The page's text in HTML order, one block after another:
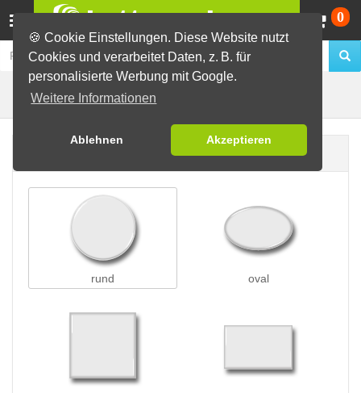
🍪 Cookie Einstellungen. Diese Website nutzt
Cookies und verarbeitet Daten, z. B. für
personalisierte Werbung mit Google.
Weitere Informationen
Ablehnen Akzeptieren
0
Buttons erstellen Buttons mit Saugnapf
rund oval